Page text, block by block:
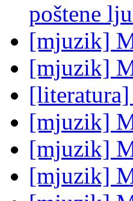
poštene
[mjuzik]
[mjuzik]
[mjuzik]
[mjuzik]
[mjuzik]